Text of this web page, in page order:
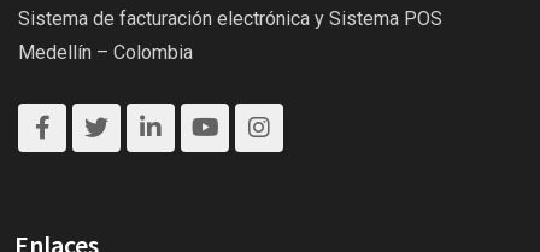
Sistema de facturación electrónica y Sistema POS
Medellín – Colombia
Enlaces